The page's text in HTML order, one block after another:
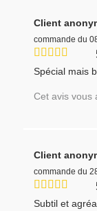
Client
commande du
Spécial mais
Cet avis vous
Client
commande du
Subtil et